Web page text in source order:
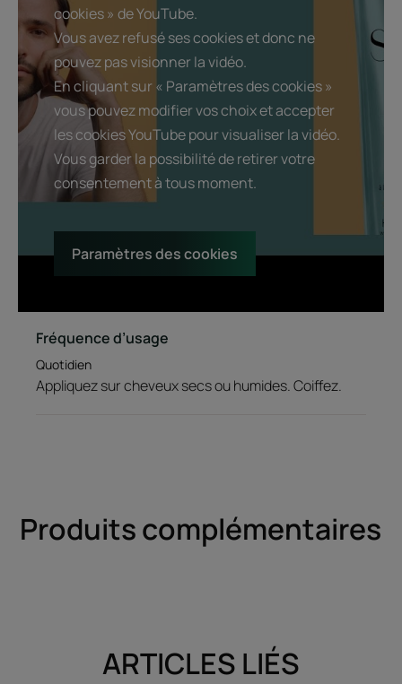
cookies » de YouTube.
Vous avez refusé ses cookies et donc ne
pouvez pas visionner la vidéo.
En cliquant sur « Paramètres des cookies »
vous pouvez modifier vos choix et accepter
les cookies YouTube pour visualiser la vidéo.
Vous garder la possibilité de retirer votre
consentement à tous moment.
Paramètres des cookies
Fréquence d’usage
Quotidien
Appliquez sur cheveux secs ou humides. Coiffez.
Produits complémentaires
ARTICLES LIÉS